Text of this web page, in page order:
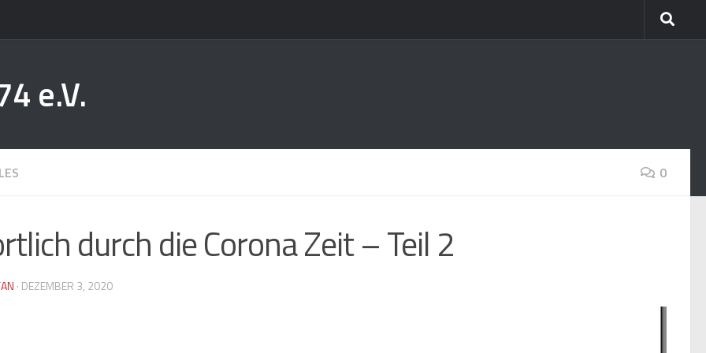
e.V.
0
durch die Corona Zeit – Teil 2
· DEZEMBER 3, 2020